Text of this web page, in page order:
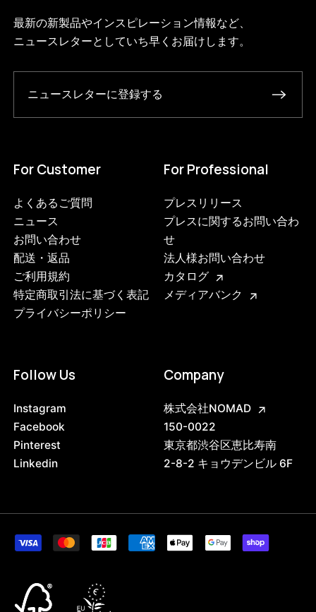
3617288618216
サンド
3880814641384 Low
最新の新製品やインスピレーション情報など、
ニュースレターとしていち早くお届けします。
ニュースレターに登録する
For Customer
よくあるご質問
ニュース
お問い合わせ
配送・返品
ご利用規約
特定商取引法に基づく表記
プライバシーポリシー
For Professional
プレスリリース
プレスに関するお問い合わ
せ
法人様お問い合わせ
カタログ
メディアバンク
Follow Us
Instagram
Facebook
Pinterest
Linkedin
Company
株式会社NOMAD
150-0022
東京都渋谷区恵比寿南
2-8-2 キョウデンビル 6F